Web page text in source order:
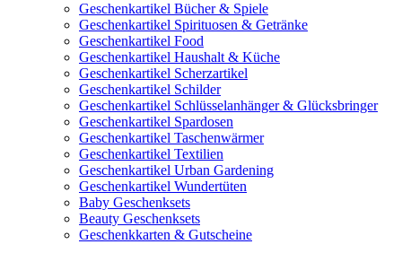
Geschenkartikel Bücher & Spiele
Geschenkartikel Spirituosen & Getränke
Geschenkartikel Food
Geschenkartikel Haushalt & Küche
Geschenkartikel Scherzartikel
Geschenkartikel Schilder
Geschenkartikel Schlüsselanhänger & Glücksbringer
Geschenkartikel Spardosen
Geschenkartikel Taschenwärmer
Geschenkartikel Textilien
Geschenkartikel Urban Gardening
Geschenkartikel Wundertüten
Baby Geschenksets
Beauty Geschenksets
Geschenkkarten & Gutscheine